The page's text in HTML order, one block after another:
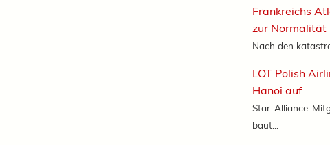
Frankreichs
zur Normalität
Nach den
LOT Polish
Hanoi auf
Star-Alliance-
baut...